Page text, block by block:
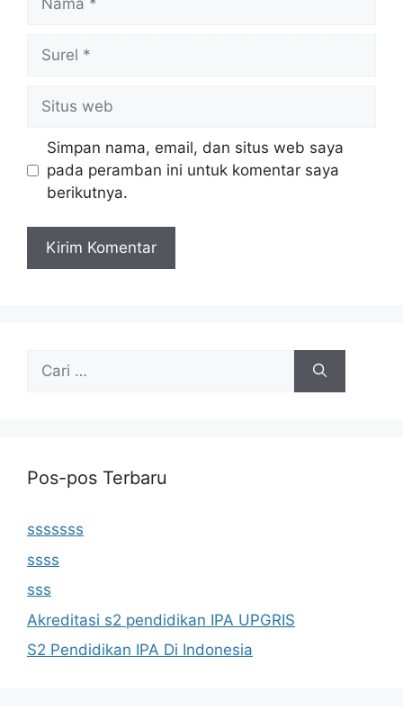
web
Simpan nama, email, dan situs web saya
pada peramban ini untuk komentar saya
berikutnya.
Cari
Pos-pos Terbaru
sssssss
ssss
sss
Akreditasi s2 pendidikan IPA UPGRIS
S2 Pendidikan IPA Di Indonesia